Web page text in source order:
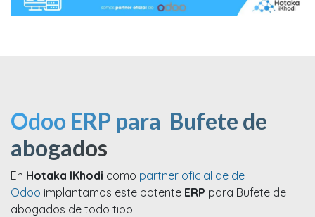
Odoo ERP para Bufete de
abogados
En Hotaka IKhodi como partner oficial de de
Odoo implantamos este potente ERP para Bufete de
abogados de todo tipo.